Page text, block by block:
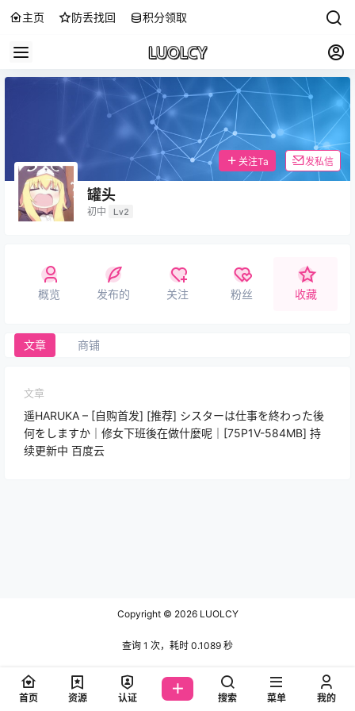
主页 防丢找回 积分领取
罐头
初中 Lv2
关注Ta 发私信
概览 发布的 关注 粉丝 收藏
文章 商铺
文章
遥HARUKA – [自购首发] [推荐] シスターは仕事を終わった後
何をしますか｜修女下班後在做什麼呢｜[75P1V-584MB] 持
续更新中 百度云
Copyright © 2026LUOLCY
查询 1 次，耗时 0.1089 秒
首页 资源 认证 搜索 菜单 我的